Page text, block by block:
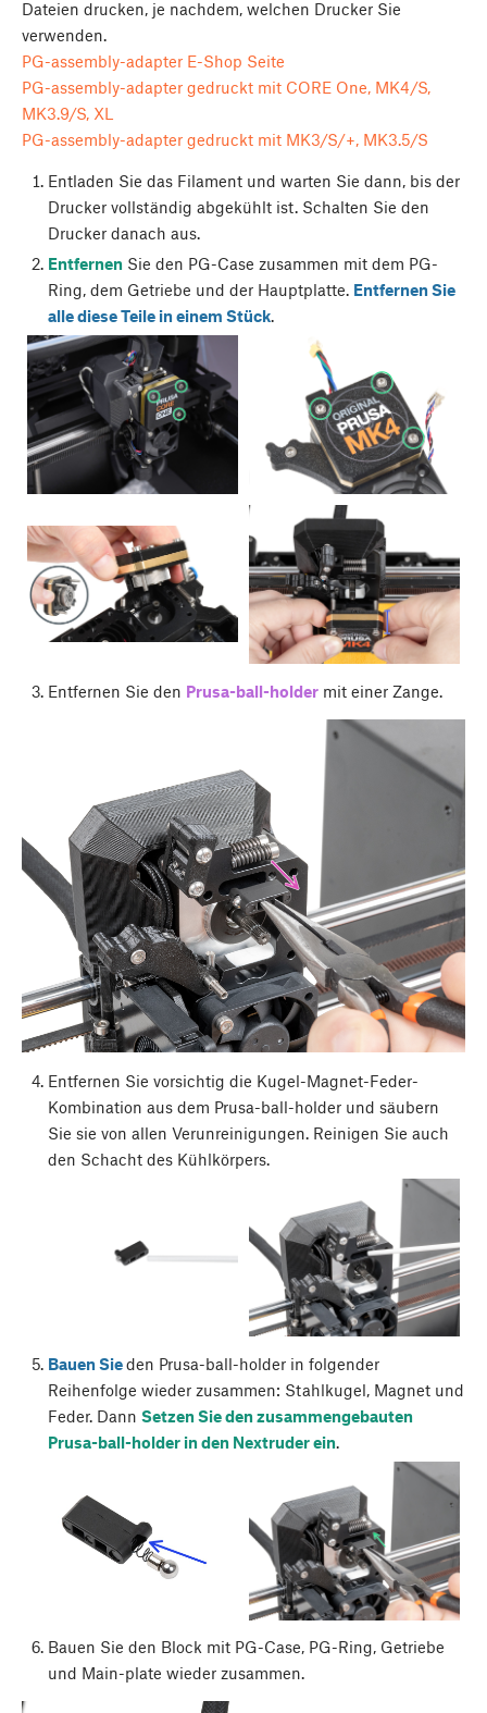
Dateien drucken, je nachdem, welchen Drucker Sie
verwenden.
PG-assembly-adapter E-Shop Seite
PG-assembly-adapter gedruckt mit CORE One, MK4/S,
MK3.9/S, XL
PG-assembly-adapter gedruckt mit MK3/S/+, MK3.5/S
Entladen Sie das Filament und warten Sie dann, bis der
Drucker vollständig abgekühlt ist. Schalten Sie den
Drucker danach aus.
EntfernenSie den PG-Case zusammen mit dem PG-
Ring, dem Getriebe und der Hauptplatte. Entfernen Sie
alle diese Teile in einem Stück.
Entfernen Sie den Prusa-ball-holdermit einer Zange.
Entfernen Sie vorsichtig die Kugel-Magnet-Feder-
Kombination aus dem Prusa-ball-holder und säubern
Sie sie von allen Verunreinigungen. Reinigen Sie auch
den Schacht des Kühlkörpers.
Bauen Sieden Prusa-ball-holder in folgender
Reihenfolge wieder zusammen: Stahlkugel, Magnet und
Feder. Dann Setzen Sie den zusammengebauten
Prusa-ball-holder in den Nextruder ein.
Bauen Sie den Block mit PG-Case, PG-Ring, Getriebe
und Main-plate wieder zusammen.